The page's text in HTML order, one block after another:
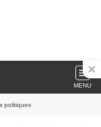
MENU
politiques